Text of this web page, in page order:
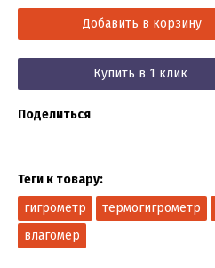
Добавить в корзину
Купить в 1 клик
Поделиться
Теги к товару:
гигрометр
термогигрометр
влагомер